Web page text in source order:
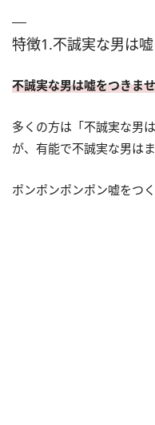
特徴1.不誠実な男は嘘
不誠実な男は嘘をつきま
多くの方は「不誠実な男
が、有能で不誠実な男は
ポンポンポンポン嘘をつ